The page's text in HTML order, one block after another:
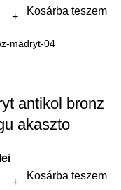
Kosárba teszem
madryt-04
antikol bronz
akaszto
lei
Kosárba teszem